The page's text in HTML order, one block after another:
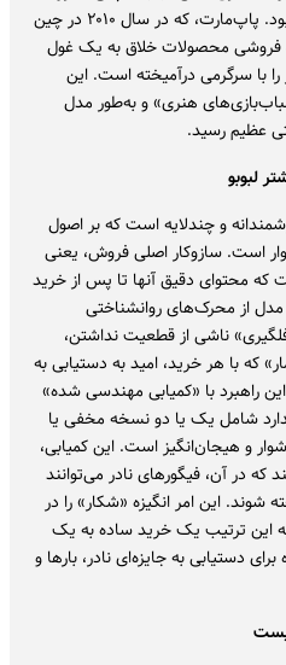
«پاپ‌مارت» در سال ۲۰۱۷ میلادی بود. پاپ‌مارت، که در سال ۲۰۱۰ در چین
محصولات خلاق به یک غول
با سرگرمی درآمیخته است. این
هنری» و به‌طور مدل
عظیم رسید.
لبوبو
و چندلایه است که بر اصول
است. سازوکار اصلی فروش، یعنی
محتوای دقیق آنها تا پس از خرید
از محرک‌های روانشناختی
ناشی از قطعیت نداشتن،
که با هر خرید، امید به دستیابی به
راهبرد با «کمیابی مهندسی شده»
شامل یک یا دو نسخه مخفی یا
و هیجان‌انگیز است. این کمیابی،
که در آن، فیگورهای نادر می‌توانند
این امر انگیزه «شکار» را در
این ترتیب یک خرید ساده به یک
دستیابی به جایزه‌ای نادر، بارها و